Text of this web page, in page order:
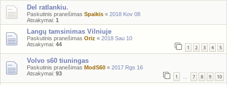
Del ratlankiu.
Paskutinis pranešimas Spaikis « 2018 Kov 08
Atsakymai: 1
Langų tamsinimas Vilniuje
Paskutinis pranešimas Oriz « 2018 Sau 10
Atsakymai: 44 1 2 3 4 5
Volvo s60 tiuningas
Paskutinis pranešimas ModS60 « 2017 Rgs 16
Atsakymai: 93 1 … 7 8 9 10